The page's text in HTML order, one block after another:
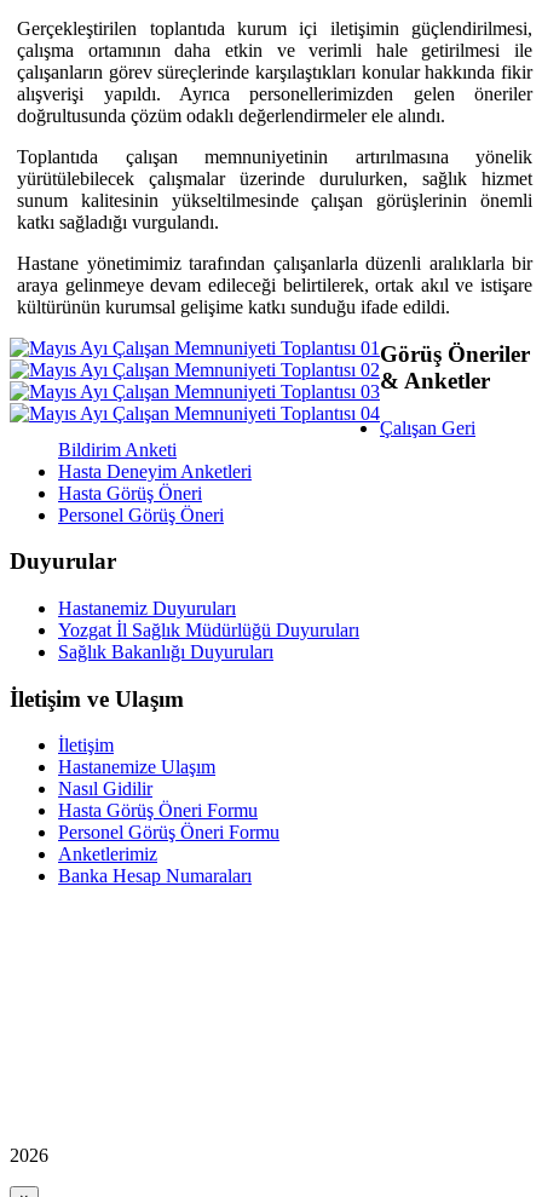
Gerçekleştirilen toplantıda kurum içi iletişimin güçlendirilmesi,
çalışma ortamının daha etkin ve verimli hale getirilmesi ile
çalışanların görev süreçlerinde karşılaştıkları konular hakkında fikir
alışverişi yapıldı. Ayrıca personellerimizden gelen öneriler
doğrultusunda çözüm odaklı değerlendirmeler ele alındı.
Toplantıda çalışan memnuniyetinin artırılmasına yönelik
yürütülebilecek çalışmalar üzerinde durulurken, sağlık hizmet
sunum kalitesinin yükseltilmesinde çalışan görüşlerinin önemli
katkı sağladığı vurgulandı.
Hastane yönetimimiz tarafından çalışanlarla düzenli aralıklarla bir
araya gelinmeye devam edileceği belirtilerek, ortak akıl ve istişare
kültürünün kurumsal gelişime katkı sunduğu ifade edildi.
Görüş Öneriler
& Anketler
Çalışan Geri
Bildirim Anketi
Hasta Deneyim Anketleri
Hasta Görüş Öneri
Personel Görüş Öneri
Duyurular
Hastanemiz Duyuruları
Yozgat İl Sağlık Müdürlüğü Duyuruları
Sağlık Bakanlığı Duyuruları
İletişim ve Ulaşım
İletişim
Hastanemize Ulaşım
Nasıl Gidilir
Hasta Görüş Öneri Formu
Personel Görüş Öneri Formu
Anketlerimiz
Banka Hesap Numaraları
2026